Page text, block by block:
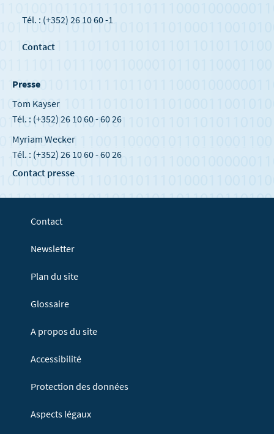
Tél. : (+352) 26 10 60 -1
Contact
Presse
Tom Kayser
Tél. : (+352) 26 10 60 - 60 26
Myriam Wecker
Tél. : (+352) 26 10 60 - 60 26
Contact presse
Contact
Newsletter
Plan du site
Glossaire
A propos du site
Accessibilité
Protection des données
Aspects légaux